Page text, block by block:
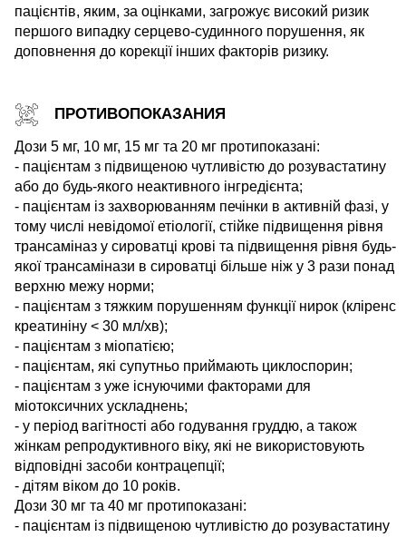
пацієнтів, яким, за оцінками, загрожує високий ризик
першого випадку серцево-судинного порушення, як
доповнення до корекції інших факторів ризику.
ПРОТИВОПОКАЗАНИЯ
Дози 5 мг, 10 мг, 15 мг та 20 мг протипоказані:
- пацієнтам з підвищеною чутливістю до розувастатину
або до будь-якого неактивного інгредієнта;
- пацієнтам із захворюванням печінки в активній фазі, у
тому числі невідомої етіології, стійке підвищення рівня
трансаміназ у сироватці крові та підвищення рівня будь-
якої трансамінази в сироватці більше ніж у 3 рази понад
верхню межу норми;
- пацієнтам з тяжким порушенням функції нирок (кліренс
креатиніну < 30 мл/хв);
- пацієнтам з міопатією;
- пацієнтам, які супутньо приймають циклоспорин;
- пацієнтам з уже існуючими факторами для
міотоксичних ускладнень;
- у період вагітності або годування груддю, а також
жінкам репродуктивного віку, які не використовують
відповідні засоби контрацепції;
- дітям віком до 10 років.
Дози 30 мг та 40 мг протипоказані:
- пацієнтам із підвищеною чутливістю до розувастатину